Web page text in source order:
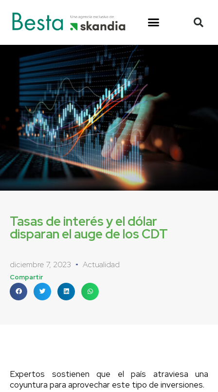
Tasas de interés y el dólar
disparan el auge de los CDT
diciembre 7, 2023 Actualidad
Compartir
Expertos sostienen que el país atraviesa una
coyuntura para aprovechar este tipo de inversiones.